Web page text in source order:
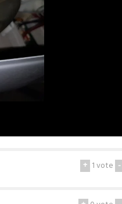
+ 1vote -